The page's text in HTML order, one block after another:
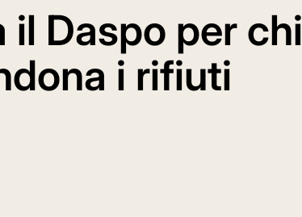
il Daspo per chi
i rifiuti